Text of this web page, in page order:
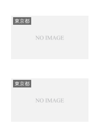
東京都
東京都